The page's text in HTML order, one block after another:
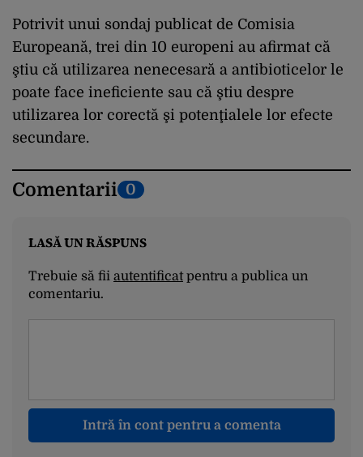
Potrivit unui sondaj publicat de Comisia
Europeană, trei din 10 europeni au afirmat că
ştiu că utilizarea nenecesară a antibioticelor le
poate face ineficiente sau că ştiu despre
utilizarea lor corectă şi potenţialele lor efecte
secundare.
Comentarii 0
LASĂ UN RĂSPUNS
Trebuie să fii autentificatpentru a publica un
comentariu.
Intră în cont pentru a comenta